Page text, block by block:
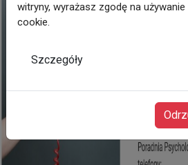
witryny, wyrażasz zgodę na
cookie.
Szczegóły